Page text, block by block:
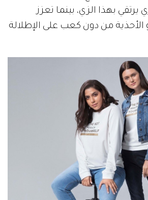
بهذا الزي، بينما تعزز
الأحذية من دون كعب على الإطلالة